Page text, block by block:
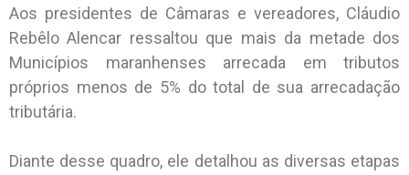
Aos presidentes de Câmaras e vereadores, Cláudio
Rebêlo Alencar ressaltou que mais da metade dos
Municípios maranhenses arrecada em tributos
próprios menos de 5% do total de sua arrecadação
tributária.
Diante desse quadro, ele detalhou as diversas etapas